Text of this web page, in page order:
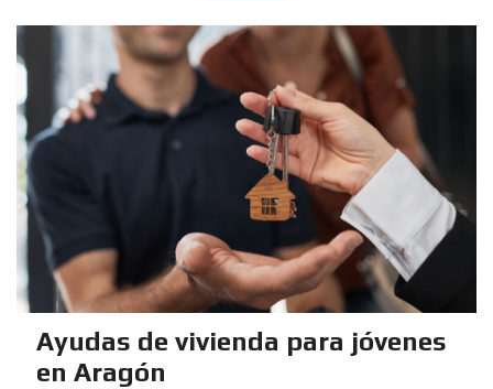
Ayudas de vivienda para jóvenes
en Aragón